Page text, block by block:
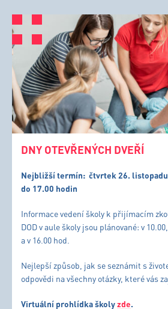
DNY OTEVŘENÝCH DVEŘÍ
Nejbližší termín: čtvrtek 26.
do 17.00 hodin
Informace vedení školy k přijímacím
DOD v aule školy jsou plánované: v
a v 16.00 hod.
Nejlepší způsob, jak se seznámit s
odpovědi na všechny otázky, které vás
Virtuální prohlídka školyzde.